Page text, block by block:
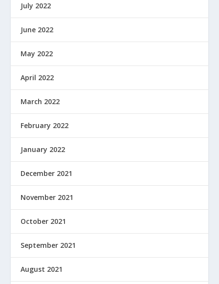
July 2022
June 2022
May 2022
April 2022
March 2022
February 2022
January 2022
December 2021
November 2021
October 2021
September 2021
August 2021